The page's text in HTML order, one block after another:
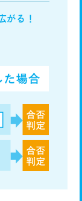
がる！